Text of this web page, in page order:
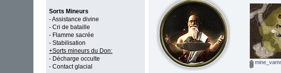
Sorts Mineurs
- Assistance divine
- Cri de bataille
- Flamme sacrée
- Stabilisation
+Sorts mineurs du Don:
- Décharge occulte
- Contact glacial